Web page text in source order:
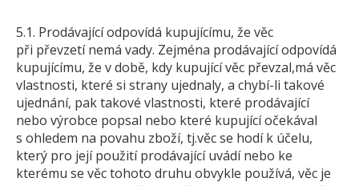
5.1. Prodávající odpovídá kupujícímu, že věc
při převzetí nemá vady. Zejména prodávající odpovídá
kupujícímu, že v době, kdy kupující věc převzal,má věc
vlastnosti, které si strany ujednaly, a chybí-li takové
ujednání, pak takové vlastnosti, které prodávající
nebo výrobce popsal nebo které kupující očekával
s ohledem na povahu zboží, tj.věc se hodí k účelu,
který pro její použití prodávající uvádí nebo ke
kterému se věc tohoto druhu obvykle používá, věc je